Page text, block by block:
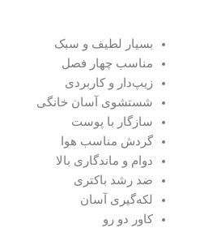
بسیار لطیف و سبک
مناسب چهار فصل
زیپ‌دار و کاربردی
شستشوی آسان خانگی
سازگار با پوست
گردش مناسب هوا
دوام و ماندگاری بالا
ضد رشد باکتری
لکه‌گیری آسان
کاور دو رو